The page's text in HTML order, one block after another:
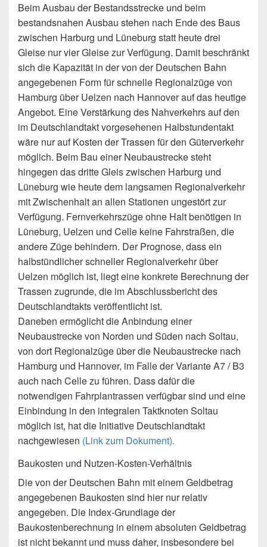
Beim Ausbau der Bestandsstrecke und beim
bestandsnahen Ausbau stehen nach Ende des Baus
zwischen Harburg und Lüneburg statt heute drei
Gleise nur vier Gleise zur Verfügung. Damit beschränkt
sich die Kapazität in der von der Deutschen Bahn
angegebenen Form für schnelle Regionalzüge von
Hamburg über Uelzen nach Hannover auf das heutige
Angebot. Eine Verstärkung des Nahverkehrs auf den
im Deutschlandtakt vorgesehenen Halbstundentakt
wäre nur auf Kosten der Trassen für den Güterverkehr
möglich. Beim Bau einer Neubaustrecke steht
hingegen das dritte Gleis zwischen Harburg und
Lüneburg wie heute dem langsamen Regionalverkehr
mit Zwischenhalt an allen Stationen ungestört zur
Verfügung. Fernverkehrszüge ohne Halt benötigen in
Lüneburg, Uelzen und Celle keine Fahrstraßen, die
andere Züge behindern. Der Prognose, dass ein
halbstündlicher schneller Regionalverkehr über
Uelzen möglich ist, liegt eine konkrete Berechnung der
Trassen zugrunde, die im Abschlussbericht des
Deutschlandtakts veröffentlicht ist.
Daneben ermöglicht die Anbindung einer
Neubaustrecke von Norden und Süden nach Soltau,
von dort Regionalzüge über die Neubaustrecke nach
Hamburg und Hannover, im Falle der Variante A7 / B3
auch nach Celle zu führen. Dass dafür die
notwendigen Fahrplantrassen verfügbar sind und eine
Einbindung in den integralen Taktknoten Soltau
möglich ist, hat die Initiative Deutschlandtakt
nachgewiesen (Link zum Dokument).
Baukosten und Nutzen-Kosten-Verhältnis
Die von der Deutschen Bahn mit einem Geldbetrag
angegebenen Baukosten sind hier nur relativ
angegeben. Die Index-Grundlage der
Baukostenberechnung in einem absoluten Geldbetrag
ist nicht bekannt und muss daher, insbesondere bei